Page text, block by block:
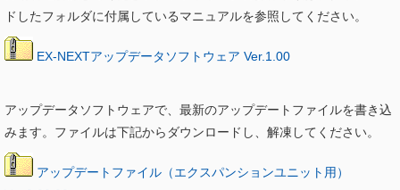
ドしたフォルダに付属しているマニュアルを参照してください。
EX-NEXTアップデータソフトウェア Ver.1.00
アップデータソフトウェアで、最新のアップデートファイルを書き込
みます。ファイルは下記からダウンロードし、解凍してください。
アップデートファイル（エクスパンションユニット用）